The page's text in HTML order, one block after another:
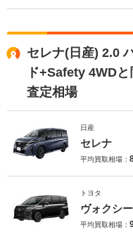
セレナ(日産) 2.0
ド+Safety 4WD
査定相場
日産
セレナ
平均買取相場：
トヨタ
ヴォクシー
平均買取相場：